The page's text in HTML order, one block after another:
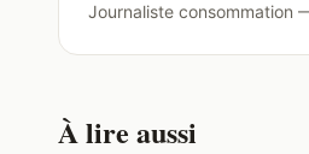
Journaliste consommation
À lire aussi